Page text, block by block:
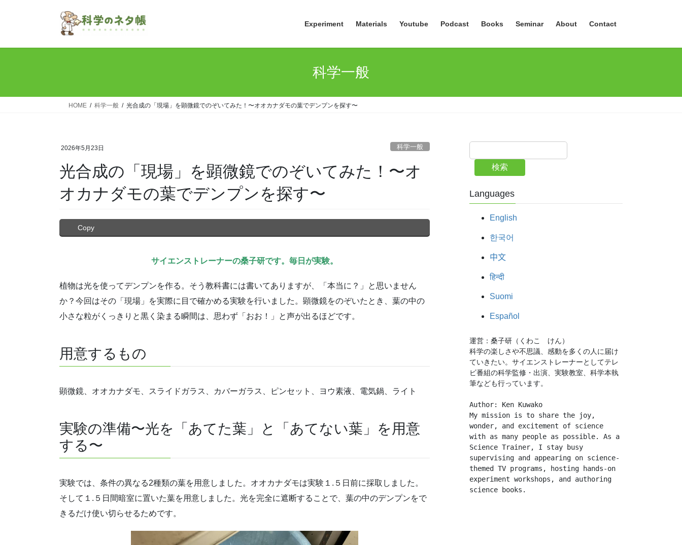
Experiment Materials Youtube Podcast Books Seminar About Contact
科学一般
HOME 科学一般 光合成の「現場」を顕微鏡でのぞいてみた！〜オオカナダモの葉でデンプンを探す〜
2026年5月23日 科学一般
光合成の「現場」を顕微鏡でのぞいてみた！〜オ
オカナダモの葉でデンプンを探す〜
Copy
サイエンストレーナーの桑子研です。毎日が実験。
植物は光を使ってデンプンを作る。そう教科書には書いてありますが、「本当に？」と思いません
か？今回はその「現場」を実際に目で確かめる実験を行いました。顕微鏡をのぞいたとき、葉の中の
小さな粒がくっきりと黒く染まる瞬間は、思わず「おお！」と声が出るほどです。
用意するもの
顕微鏡、オオカナダモ、スライドガラス、カバーガラス、ピンセット、ヨウ素液、電気鍋、ライト
実験の準備〜光を「あてた葉」と「あてない葉」を用意
する〜
実験では、条件の異なる2種類の葉を用意しました。オオカナダモは実験１.５日前に採取しました。
そして１.５日間暗室に置いた葉を用意しました。光を完全に遮断することで、葉の中のデンプンをで
きるだけ使い切らせるためです。
検索
Languages
English
한국어
中文
हिन्दी
Suomi
Español
運営：桑子研（くわこ　けん）
科学の楽しさや不思議、感動を多くの人に届け
ていきたい。サイエンストレーナーとしてテレ
ビ番組の科学監修・出演、実験教室、科学本執
筆なども行っています。
Author: Ken Kuwako
My mission is to share the joy,
wonder, and excitement of science
with as many people as possible. As a
Science Trainer, I stay busy
supervising and appearing on science-
themed TV programs, hosting hands-on
experiment workshops, and authoring
science books.